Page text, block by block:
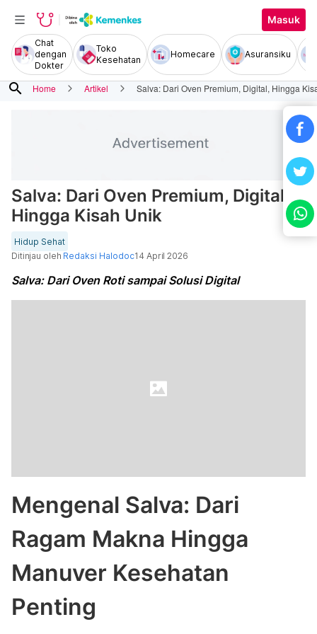
Masuk
Chat
dengan
Dokter
Toko
Kesehatan
Homecare Asuransiku
search Home Artikel Salva: Dari Oven Premium, Digital, Hingga
Salva: Dari Oven Premium, Digital,
Hingga Kisah Unik
Hidup Sehat
Ditinjau oleh Redaksi Halodoc14 April 2026
Salva: Dari Oven Roti sampai Solusi Digital
Mengenal Salva: Dari
Ragam Makna Hingga
Manuver Kesehatan
Penting